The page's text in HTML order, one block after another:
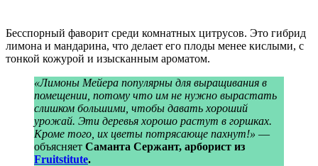
Бесспорный фаворит среди комнатных цитрусов. Это гибрид
лимона и мандарина, что делает его плоды менее кислыми, с
тонкой кожурой и изысканным ароматом.
«Лимоны Мейера популярны для выращивания в
помещении, потому что им не нужно вырастать
слишком большими, чтобы давать хороший
урожай. Эти деревья хорошо растут в горшках.
Кроме того, их цветы потрясающе пахнут!» —
объясняет Саманта Сержант, арборист из
Fruitstitute.